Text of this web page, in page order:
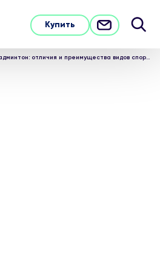
Купить
Теннис и бадминтон: отличия и преимущества видов спорта